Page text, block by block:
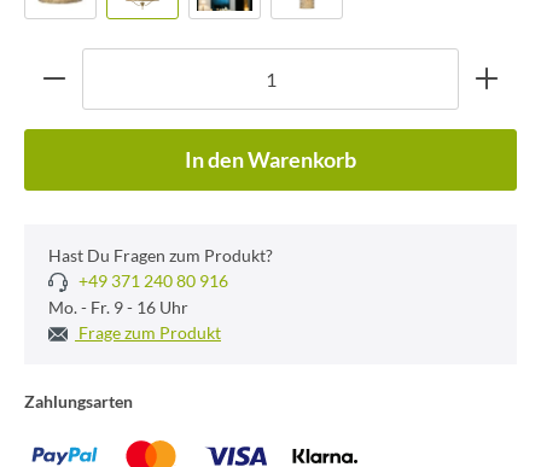
In den Warenkorb
Hast Du Fragen zum Produkt?
+49 371 240 80 916
Mo. - Fr. 9 - 16 Uhr
Frage zum Produkt
Zahlungsarten